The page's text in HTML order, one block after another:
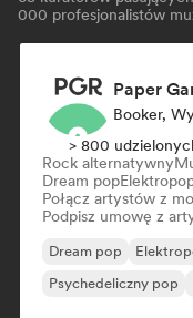
000 profesjonalistów
Paper
Booker,
> 800
Rock alternatywny
Dream pop
Połącz artystów z
Podpisz umowę z
Dream pop
Psychedeliczny pop